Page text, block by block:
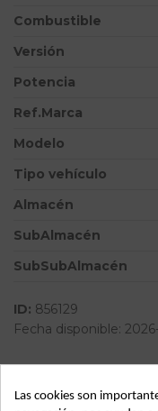
Combustible
Versión
Potencia
Ref.Marca
Modelo
Tipo vehículo
Almacén
SubAlmacén
SubSubAlmacén
ID: 856129
Fecha disponible:
Descripción
Las cookies son